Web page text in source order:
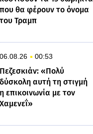
που θα φέρουν το όνομα
του Τραμπ
06.08.26 00:53
Πεζεσκιάν: «Πολύ
δύσκολη αυτή τη στιγμή
η επικοινωνία με τον
Χαμενεΐ»